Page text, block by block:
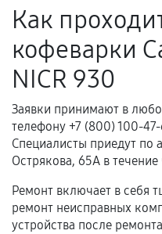
Когда гарантия
механические
перегрев, коррозия.
Самостоятельный
Естественный
предусмотрено
Как
кофеварки
NICR 930
Заявки принимают в
телефону +7 (800) 100-
Специалисты приедут по
Острякова, 65А в течение
Ремонт включает в себя
ремонт неисправных
устройства после